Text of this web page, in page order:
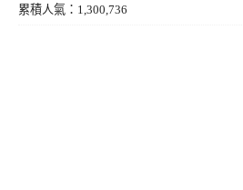
累積人氣：1,300,736